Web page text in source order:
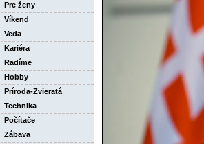
Pre ženy
Víkend
Veda
Kariéra
Radíme
Hobby
Príroda-Zvieratá
Technika
Počítače
Zábava